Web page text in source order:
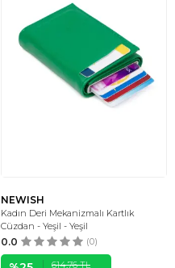
NEWISH
Kadın Deri Mekanizmalı Kartlık
Cüzdan - Yeşil - Yeşil
0.0 (0)
614,76TL